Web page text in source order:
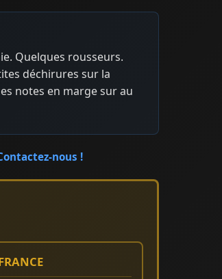
Quelques rousseurs.
déchirures sur la
notes en marge sur au
nous !